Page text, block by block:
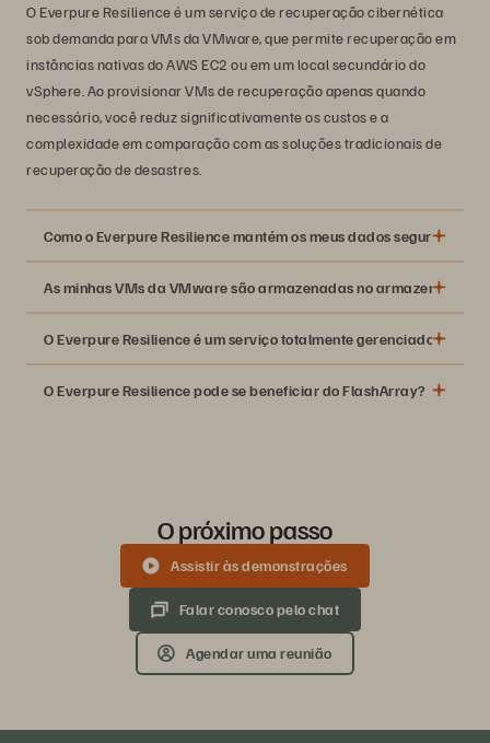
O Everpure Resilience é um serviço de recuperação cibernética
sob demanda para VMs da VMware, que permite recuperação em
instâncias nativas do AWS EC2 ou em um local secundário do
vSphere. Ao provisionar VMs de recuperação apenas quando
necessário, você reduz significativamente os custos e a
complexidade em comparação com as soluções tradicionais de
recuperação de desastres.
Como o Everpure Resilience mantém os meus dados seguros?
As minhas VMs da VMware são armazenadas no
O Everpure Resilience é um serviço totalmente gerenciado?
O Everpure Resilience pode se beneficiar do FlashArray?
O próximo passo
Assistir às demonstrações
Falar conosco pelo chat
Agendar uma reunião